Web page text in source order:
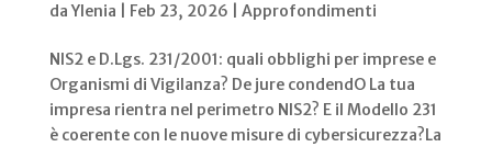
daYlenia Feb 23, 2026 Approfondimenti
NIS2 e D.Lgs. 231/2001: quali obblighi per imprese e
Organismi di Vigilanza? De jure condendO La tua
impresa rientra nel perimetro NIS2? E il Modello 231
è coerente con le nuove misure di cybersicurezza?La